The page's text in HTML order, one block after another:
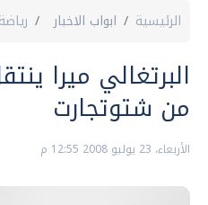
الرئيسية ابواب الاخبار رياضة
البرتغالي ميرا
من شتوتجارت
الأربعاء، 23 يوليو 2008 12:55 م